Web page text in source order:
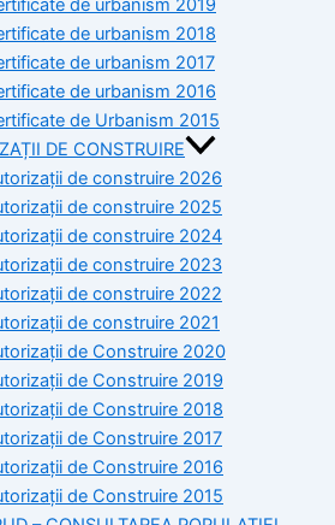
de urbanism 2018
de urbanism 2017
de urbanism 2016
de Urbanism 2015
DE CONSTRUIRE
de construire 2026
de construire 2025
de construire 2024
de construire 2023
de construire 2022
de construire 2021
de Construire 2020
de Construire 2019
de Construire 2018
de Construire 2017
de Construire 2016
de Construire 2015